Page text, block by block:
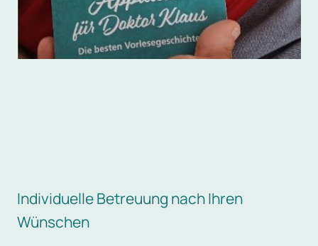
Individuelle Betreuung nach Ihren
Wünschen